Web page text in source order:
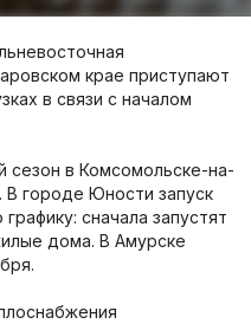
крае приступают
в связи с началом
сезон в Комсомольске-на-
городе Юности запуск
сначала запустят
дома. В Амурске